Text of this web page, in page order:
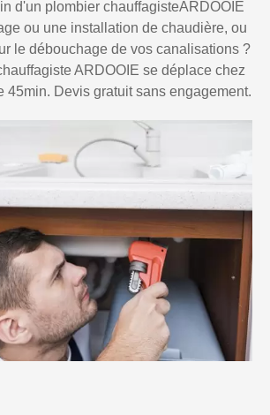
d'un plombier chauffagisteARDOOIE
ou une installation de chaudière, ou
le débouchage de vos canalisations ?
ARDOOIE se déplace chez
45min. Devis gratuit sans engagement.